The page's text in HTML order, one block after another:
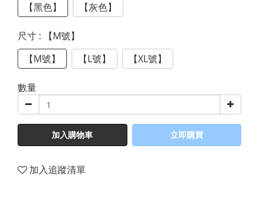
【黑色】
【灰色】
尺寸 : 【M號】
【M號】
【L號】 【XL號】
數量
加入購物車 立即購買
加入追蹤清單